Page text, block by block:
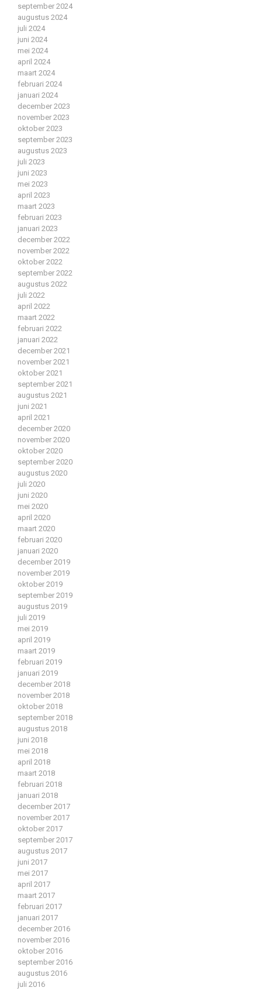
september 2024
augustus 2024
juli 2024
juni 2024
mei 2024
april 2024
maart 2024
februari 2024
januari 2024
december 2023
november 2023
oktober 2023
september 2023
augustus 2023
juli 2023
juni 2023
mei 2023
april 2023
maart 2023
februari 2023
januari 2023
december 2022
november 2022
oktober 2022
september 2022
augustus 2022
juli 2022
april 2022
maart 2022
februari 2022
januari 2022
december 2021
november 2021
oktober 2021
september 2021
augustus 2021
juni 2021
april 2021
december 2020
november 2020
oktober 2020
september 2020
augustus 2020
juli 2020
juni 2020
mei 2020
april 2020
maart 2020
februari 2020
januari 2020
december 2019
november 2019
oktober 2019
september 2019
augustus 2019
juli 2019
mei 2019
april 2019
maart 2019
februari 2019
januari 2019
december 2018
november 2018
oktober 2018
september 2018
augustus 2018
juni 2018
mei 2018
april 2018
maart 2018
februari 2018
januari 2018
december 2017
november 2017
oktober 2017
september 2017
augustus 2017
juni 2017
mei 2017
april 2017
maart 2017
februari 2017
januari 2017
december 2016
november 2016
oktober 2016
september 2016
augustus 2016
juli 2016